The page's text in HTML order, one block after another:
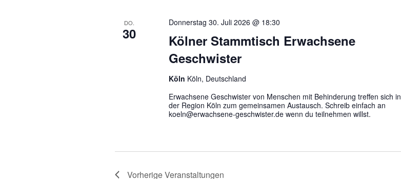
DO.
30
Kölner Stammtisch Erwachsene
Geschwister
Donnerstag 30. Juli 2026 @ 18:30
Köln Köln, Deutschland
Erwachsene Geschwister von Menschen mit Behinderung treffen sich in
der Region Köln zum gemeinsamen Austausch. Schreib einfach an
koeln@erwachsene-geschwister.de wenn du teilnehmen willst.
VorherigeVeranstaltungen